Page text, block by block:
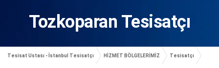
Tozkoparan Tesisatçı
Tesisat Ustası - İstanbul Tesisatçı HİZMET BÖLGELERİMİZ Tesisatçı